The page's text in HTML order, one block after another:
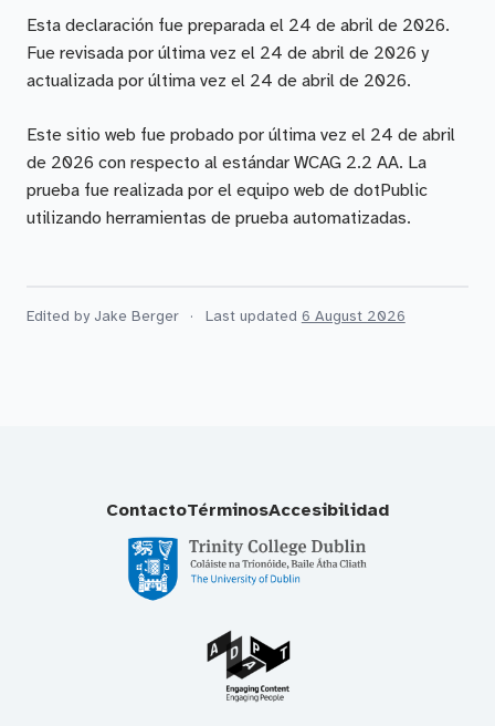
Esta declaración fue preparada el 24 de abril de 2026.
Fue revisada por última vez el 24 de abril de 2026 y
actualizada por última vez el 24 de abril de 2026.
Este sitio web fue probado por última vez el 24 de abril
de 2026 con respecto al estándar WCAG 2.2 AA. La
prueba fue realizada por el equipo web de dotPublic
utilizando herramientas de prueba automatizadas.
Edited by Jake Berger · Last updated 6 August 2026
ContactoTérminosAccesibilidad